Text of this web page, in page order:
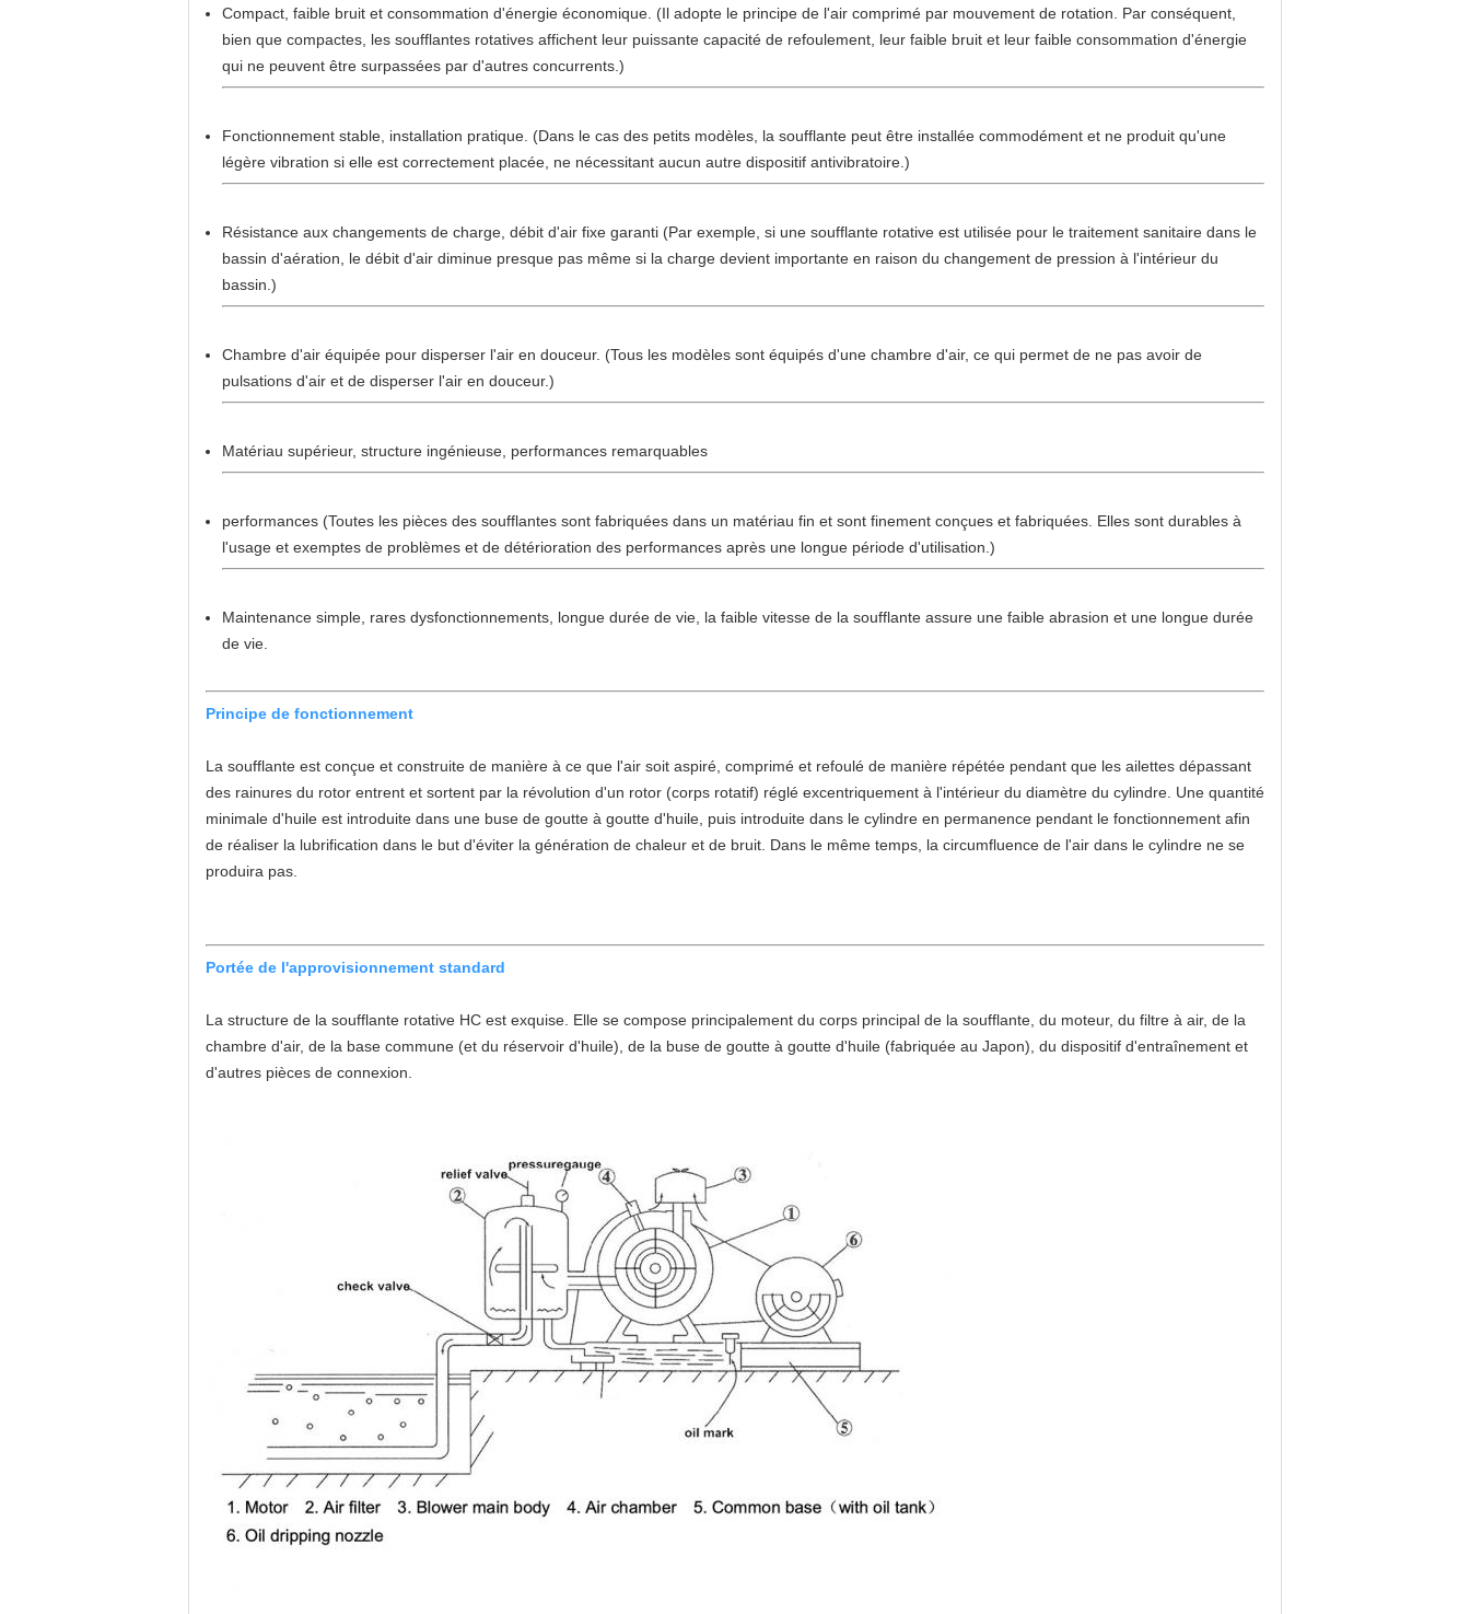
Compact, faible bruit et consommation d'énergie économique. (Il adopte le principe de l'air comprimé par mouvement de rotation. Par conséquent,
bien que compactes, les soufflantes rotatives affichent leur puissante capacité de refoulement, leur faible bruit et leur faible consommation d'énergie
qui ne peuvent être surpassées par d'autres concurrents.)
Fonctionnement stable, installation pratique. (Dans le cas des petits modèles, la soufflante peut être installée commodément et ne produit qu'une
légère vibration si elle est correctement placée, ne nécessitant aucun autre dispositif antivibratoire.)
Résistance aux changements de charge, débit d'air fixe garanti (Par exemple, si une soufflante rotative est utilisée pour le traitement sanitaire dans le
bassin d'aération, le débit d'air diminue presque pas même si la charge devient importante en raison du changement de pression à l'intérieur du
bassin.)
Chambre d'air équipée pour disperser l'air en douceur. (Tous les modèles sont équipés d'une chambre d'air, ce qui permet de ne pas avoir de
pulsations d'air et de disperser l'air en douceur.)
Matériau supérieur, structure ingénieuse, performances remarquables
performances (Toutes les pièces des soufflantes sont fabriquées dans un matériau fin et sont finement conçues et fabriquées. Elles sont durables à
l'usage et exemptes de problèmes et de détérioration des performances après une longue période d'utilisation.)
Maintenance simple, rares dysfonctionnements, longue durée de vie, la faible vitesse de la soufflante assure une faible abrasion et une longue durée
de vie.
Principe de fonctionnement
La soufflante est conçue et construite de manière à ce que l'air soit aspiré, comprimé et refoulé de manière répétée pendant que les ailettes dépassant
des rainures du rotor entrent et sortent par la révolution d'un rotor (corps rotatif) réglé excentriquement à l'intérieur du diamètre du cylindre. Une quantité
minimale d'huile est introduite dans une buse de goutte à goutte d'huile, puis introduite dans le cylindre en permanence pendant le fonctionnement afin
de réaliser la lubrification dans le but d'éviter la génération de chaleur et de bruit. Dans le même temps, la circumfluence de l'air dans le cylindre ne se
produira pas.
Portée de l'approvisionnement standard
La structure de la soufflante rotative HC est exquise. Elle se compose principalement du corps principal de la soufflante, du moteur, du filtre à air, de la
chambre d'air, de la base commune (et du réservoir d'huile), de la buse de goutte à goutte d'huile (fabriquée au Japon), du dispositif d'entraînement et
d'autres pièces de connexion.